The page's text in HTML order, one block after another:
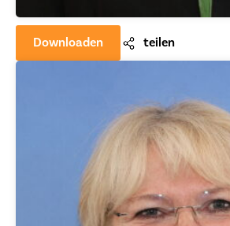
Downloaden teilen